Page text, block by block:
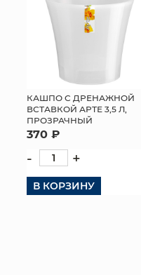
КАШПО С ДРЕНАЖНОЙ
ВСТАВКОЙ АРТЕ 3,5 Л,
ПРОЗРАЧНЫЙ
370 ₽
- +
В КОРЗИНУ